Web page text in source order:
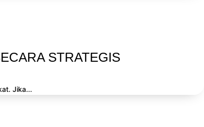
STRATEGIS
Jika...